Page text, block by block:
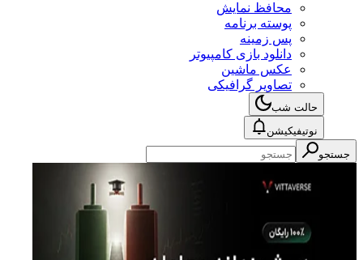
محافظ نمایش
پوسته برنامه
پس زمینه
دانلود بازی کامپیوتر
عکس ماشین
تصاویر گرافیکی
حالت شب
نوتیفیکیشن
جستجو